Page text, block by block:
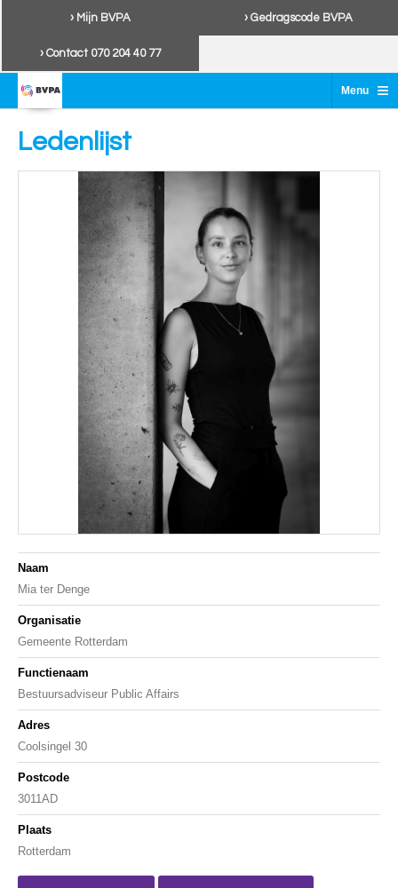
› Mijn BVPA › Gedragscode BVPA
› Contact 070 204 40 77
Menu ≡
Ledenlijst
Naam
Mia ter Denge
Organisatie
Gemeente Rotterdam
Functienaam
Bestuursadviseur Public Affairs
Adres
Coolsingel 30
Postcode
3011AD
Plaats
Rotterdam